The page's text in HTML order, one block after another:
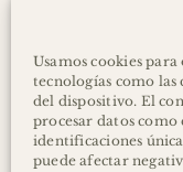
Usamos cookies
tecnologías como
del dispositivo. El
procesar datos
identificaciones
puede afectar